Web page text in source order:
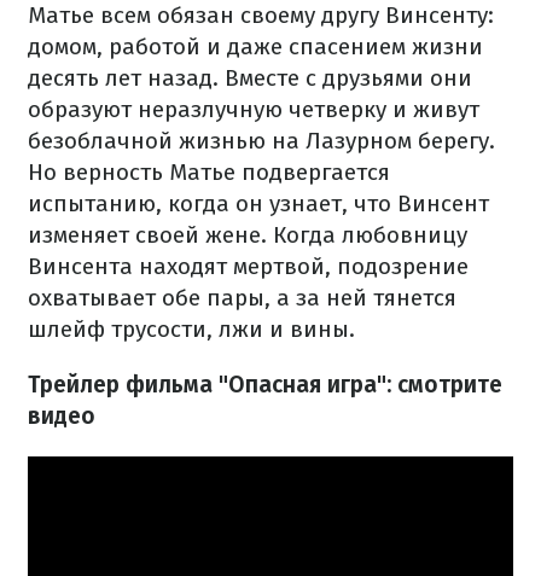
Матье всем обязан своему другу Винсенту:
домом, работой и даже спасением жизни
десять лет назад. Вместе с друзьями они
образуют неразлучную четверку и живут
безоблачной жизнью на Лазурном берегу.
Но верность Матье подвергается
испытанию, когда он узнает, что Винсент
изменяет своей жене. Когда любовницу
Винсента находят мертвой, подозрение
охватывает обе пары, а за ней тянется
шлейф трусости, лжи и вины.
Трейлер фильма "Опасная игра": смотрите
видео